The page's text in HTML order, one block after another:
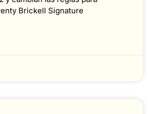
Brickell Signature